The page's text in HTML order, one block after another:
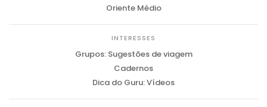
Oriente Médio
INTERESSES
Grupos: Sugestões de viagem
Cadernos
Dica do Guru: Vídeos